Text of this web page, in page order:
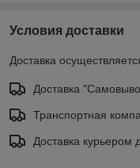
Условия доставки
Доставка
Доставка
Транспортная
Доставка курьером